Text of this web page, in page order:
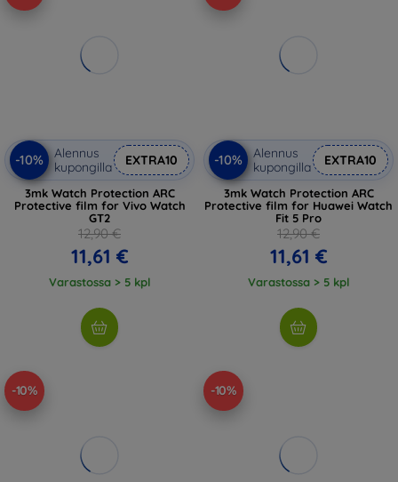
-10%
Alennus
kupongilla
EXTRA10
3mk Watch Protection ARC
Protective film for Vivo Watch
GT2
12,90 €
11,61 €
Varastossa > 5 kpl
-10%
Alennus
kupongilla
EXTRA10
3mk Watch Protection ARC
Protective film for Huawei Watch
Fit 5 Pro
12,90 €
11,61 €
Varastossa > 5 kpl
-10% -10%